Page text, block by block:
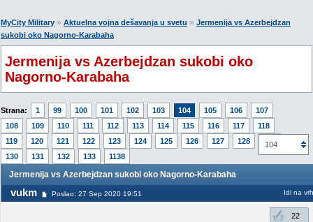
MyCity Military » Aktuelna vojna dešavanja u svetu » Jermenija vs Azerbejdzan
sukobi oko Nagorno-Karabaha
Jermenija vs Azerbejdzan sukobi oko
Nagorno-Karabaha
Strana: 1 99 100 101 102 103 104 105 106
107
108
109 110 111 112 113 114 115 116 117
118
119
120 121 122 123 124 125 126 127 128
129
130
131 132 133 1138
104
Jermenija vs Azerbejdzan sukobi oko Nagorno-Karabaha
vukm Poslao: 27 Sep 2020 19:51 Idi na vrh
22